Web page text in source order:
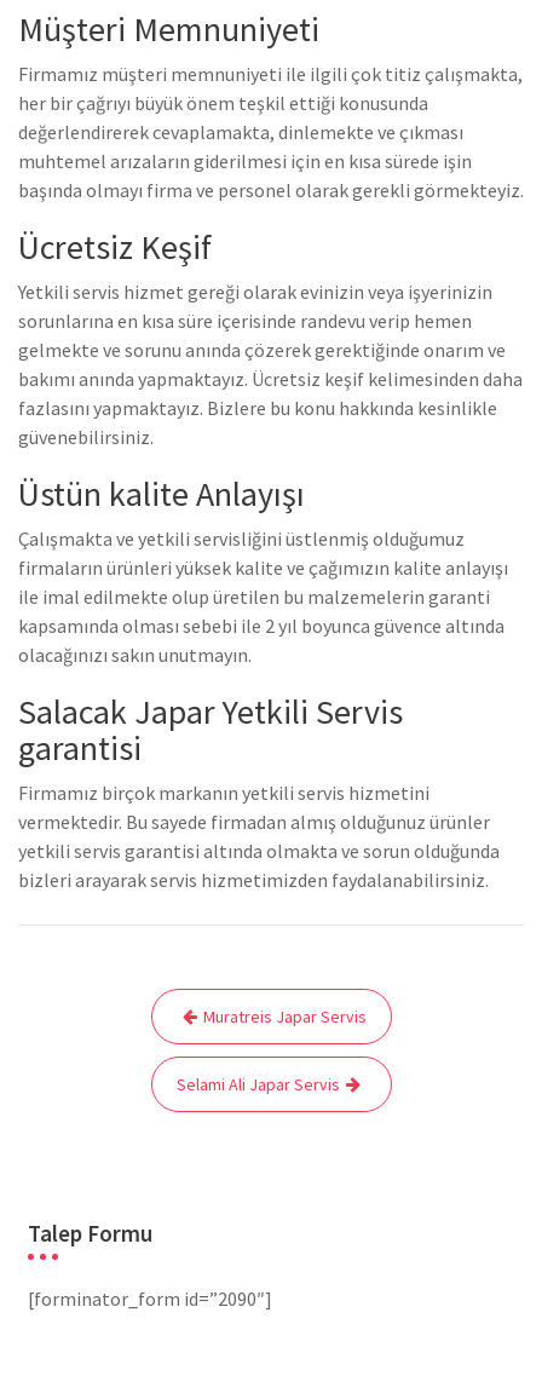
Müşteri Memnuniyeti
Firmamız müşteri memnuniyeti ile ilgili çok titiz çalışmakta,
her bir çağrıyı büyük önem teşkil ettiği konusunda
değerlendirerek cevaplamakta, dinlemekte ve çıkması
muhtemel arızaların giderilmesi için en kısa sürede işin
başında olmayı firma ve personel olarak gerekli görmekteyiz.
Ücretsiz Keşif
Yetkili servis hizmet gereği olarak evinizin veya işyerinizin
sorunlarına en kısa süre içerisinde randevu verip hemen
gelmekte ve sorunu anında çözerek gerektiğinde onarım ve
bakımı anında yapmaktayız. Ücretsiz keşif kelimesinden daha
fazlasını yapmaktayız. Bizlere bu konu hakkında kesinlikle
güvenebilirsiniz.
Üstün kalite Anlayışı
Çalışmakta ve yetkili servisliğini üstlenmiş olduğumuz
firmaların ürünleri yüksek kalite ve çağımızın kalite anlayışı
ile imal edilmekte olup üretilen bu malzemelerin garanti
kapsamında olması sebebi ile 2 yıl boyunca güvence altında
olacağınızı sakın unutmayın.
Salacak Japar Yetkili Servis
garantisi
Firmamız birçok markanın yetkili servis hizmetini
vermektedir. Bu sayede firmadan almış olduğunuz ürünler
yetkili servis garantisi altında olmakta ve sorun olduğunda
bizleri arayarak servis hizmetimizden faydalanabilirsiniz.
gezinmesi
Muratreis Japar Servis
Selami Ali Japar Servis
Talep Formu
[forminator_form id=”2090″]